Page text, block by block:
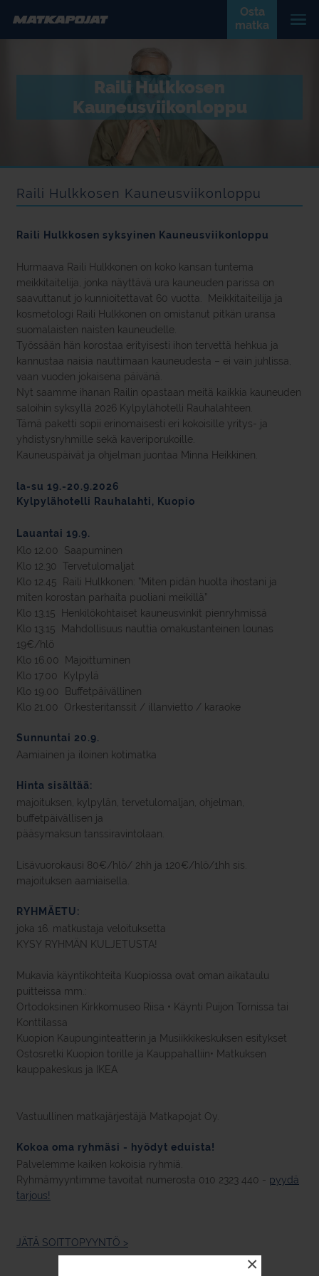
×
Osta
matka
Raili Hulkkosen
Kauneusviikonloppu
Raili Hulkkosen Kauneusviikonloppu
Raili Hulkkosen syksyinen Kauneusviikonloppu
Hurmaava Raili Hulkkonen on koko kansan tuntema
meikkitaitelija, jonka näyttävä ura kauneuden parissa on
saavuttanut jo kunnioitettavat 60 vuotta. Meikkitaiteilija ja
kosmetologi Raili Hulkkonen on omistanut pitkän uransa
suomalaisten naisten kauneudelle.
Työssään hän korostaa erityisesti ihon tervettä hehkua ja
kannustaa naisia nauttimaan kauneudesta – ei vain juhlissa,
vaan vuoden jokaisena päivänä.
Nyt saamme ihanan Railin opastaan meitä kaikkia kauneuden
saloihin syksyllä 2026 Kylpylähotelli Rauhalahteen.
Tämä paketti sopii erinomaisesti eri kokoisille yritys- ja
yhdistysryhmille sekä kaveriporukoille.
Kauneuspäivät ja ohjelman juontaa Minna Heikkinen.
la-su 19.-20.9.2026
Kylpylähotelli Rauhalahti, Kuopio
Lauantai 19.9.
Klo 12.00 Saapuminen
Klo 12.30 Tervetulomaljat
Klo 12.45 Raili Hulkkonen: ”Miten pidän huolta ihostani ja
miten korostan parhaita puoliani meikillä”
Klo 13.15 Henkilökohtaiset kauneusvinkit pienryhmissä
Klo 13.15 Mahdollisuus nauttia omakustanteinen lounas
19€/hlö
Klo 16.00 Majoittuminen
Klo 17.00 Kylpylä
Klo 19.00 Buffetpäivällinen
Klo 21.00 Orkesteritanssit / illanvietto / karaoke
Sunnuntai 20.9.
Aamiainen ja iloinen kotimatka
Hinta sisältää:
majoituksen, kylpylän, tervetulomaljan, ohjelman,
buffetpäivällisen ja
pääsymaksun tanssiravintolaan.
Lisävuorokausi 80€/hlö/ 2hh ja 120€/hlö/1hh sis.
majoituksen aamiaisella.
RYHMÄETU:
joka 16. matkustaja veloituksetta
KYSY RYHMÄN KULJETUSTA!
Mukavia käyntikohteita Kuopiossa ovat oman aikataulu
puitteissa mm.:
Ortodoksinen Kirkkomuseo Riisa • Käynti Puijon Tornissa tai
Konttilassa
Kuopion Kaupunginteatterin ja Musiikkikeskuksen esitykset
Ostosretki Kuopion torille ja Kauppahalliin• Matkuksen
kauppakeskus ja IKEA
Vastuullinen matkajärjestäjä Matkapojat Oy.
Kokoa oma ryhmäsi - hyödyt eduista!
Palvelemme kaiken kokoisia ryhmiä.
Ryhmämyyntimme tavoitat numerosta 010 2323 440 - pyydä
tarjous!
JÄTÄ SOITTOPYYNTÖ >